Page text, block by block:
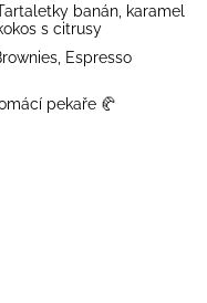
banán, karamel
s citrusy
Espresso
pekaře 🥐